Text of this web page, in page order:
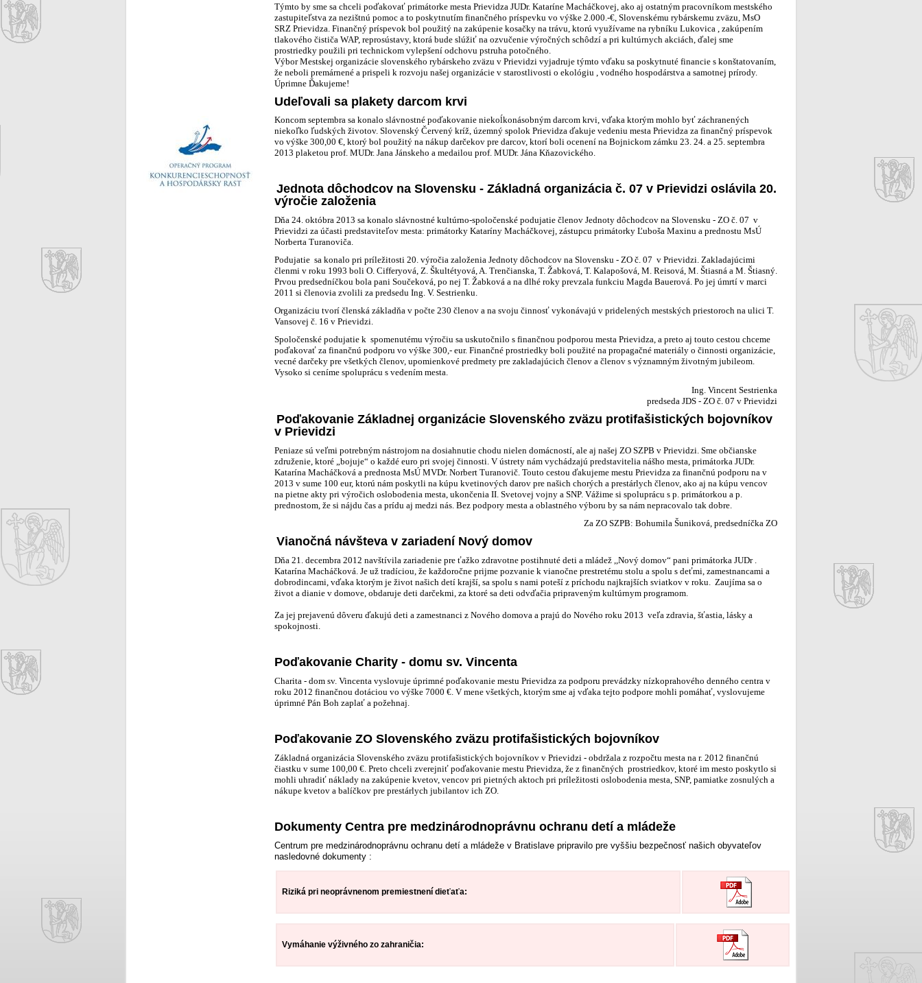
Týmto by sme sa chceli poďakovať primátorke mesta Prievidza JUDr. Kataríne Macháčkovej, ako aj ostatným pracovníkom mestského
zastupiteľstva za nezištnú pomoc a to poskytnutím finančného príspevku vo výške 2.000.-€, Slovenskému rybárskemu zväzu, MsO
SRZ Prievidza. Finančný príspevok bol použitý na zakúpenie kosačky na trávu, ktorú využívame na rybníku Lukovica , zakúpením
tlakového čističa WAP, reprosústavy, ktorá bude slúžiť na ozvučenie výročných schôdzí a pri kultúrnych akciách, ďalej sme
prostriedky použili pri technickom vylepšení odchovu pstruha potočného.
Výbor Mestskej organizácie slovenského rybárskeho zväzu v Prievidzi vyjadruje týmto vďaku sa poskytnuté financie s konštatovaním,
že neboli premárnené a prispeli k rozvoju našej organizácie v starostlivosti o ekológiu , vodného hospodárstva a samotnej prírody.
Úprimne Ďakujeme!
Udeľovali sa plakety darcom krvi
Koncom septembra sa konalo slávnostné poďakovanie niekoĺkonásobným darcom krvi, vďaka ktorým mohlo byť záchranených
niekoľko ľudských životov. Slovenský Červený kríž, územný spolok Prievidza ďakuje vedeniu mesta Prievidza za finančný príspevok
vo výške 300,00 €, ktorý bol použitý na nákup darčekov pre darcov, ktorí boli ocenení na Bojnickom zámku 23. 24. a 25. septembra
2013 plaketou prof. MUDr. Jana Jánskeho a medailou prof. MUDr. Jána Kňazovického.
Jednota dôchodcov na Slovensku - Základná organizácia č. 07 v Prievidzi oslávila 20.
výročie založenia
Dňa 24. októbra 2013 sa konalo slávnostné kultúrno-spoločenské podujatie členov Jednoty dôchodcov na Slovensku - ZO č. 07 v
Prievidzi za účasti predstaviteľov mesta: primátorky Kataríny Macháčkovej, zástupcu primátorky Ľuboša Maxinu a prednostu MsÚ
Norberta Turanoviča.
Podujatie sa konalo pri príležitosti 20. výročia založenia Jednoty dôchodcov na Slovensku - ZO č. 07 v Prievidzi. Zakladajúcimi
členmi v roku 1993 boli O. Cifferyová, Z. Škultétyová, A. Trenčianska, T. Žabková, T. Kalapošová, M. Reisová, M. Štiasná a M. Štiasný.
Prvou predsedníčkou bola pani Součeková, po nej T. Žabková a na dlhé roky prevzala funkciu Magda Bauerová. Po jej úmrtí v marci
2011 si členovia zvolili za predsedu Ing. V. Sestrienku.
Organizáciu tvorí členská základňa v počte 230 členov a na svoju činnosť vykonávajú v pridelených mestských priestoroch na ulici T.
Vansovej č. 16 v Prievidzi.
Spoločenské podujatie k spomenutému výročiu sa uskutočnilo s finančnou podporou mesta Prievidza, a preto aj touto cestou chceme
poďakovať za finančnú podporu vo výške 300,- eur. Finančné prostriedky boli použité na propagačné materiály o činnosti organizácie,
vecné darčeky pre všetkých členov, upomienkové predmety pre zakladajúcich členov a členov s významným životným jubileom.
Vysoko si ceníme spoluprácu s vedením mesta.
Ing. Vincent Sestrienka
predseda JDS - ZO č. 07 v Prievidzi
Poďakovanie Základnej organizácie Slovenského zväzu protifašistických bojovníkov
v Prievidzi
Peniaze sú veľmi potrebným nástrojom na dosiahnutie chodu nielen domácností, ale aj našej ZO SZPB v Prievidzi. Sme občianske
združenie, ktoré „bojuje“ o každé euro pri svojej činnosti. V ústrety nám vychádzajú predstavitelia nášho mesta, primátorka JUDr.
Katarína Macháčková a prednosta MsÚ MVDr. Norbert Turanovič. Touto cestou ďakujeme mestu Prievidza za finančnú podporu na v
2013 v sume 100 eur, ktorú nám poskytli na kúpu kvetinových darov pre našich chorých a prestárlych členov, ako aj na kúpu vencov
na pietne akty pri výročich oslobodenia mesta, ukončenia II. Svetovej vojny a SNP. Vážime si spoluprácu s p. primátorkou a p.
prednostom, že si nájdu čas a prídu aj medzi nás. Bez podpory mesta a oblastného výboru by sa nám nepracovalo tak dobre.
Za ZO SZPB: Bohumila Šuniková, predsedníčka ZO
Vianočná návšteva v zariadení Nový domov
Dňa 21. decembra 2012 navštívila zariadenie pre ťažko zdravotne postihnuté deti a mládež ,,Nový domov“ pani primátorka JUDr .
Katarína Macháčková. Je už tradíciou, že každoročne prijme pozvanie k vianočne prestretému stolu a spolu s deťmi, zamestnancami a
dobrodincami, vďaka ktorým je život našich detí krajší, sa spolu s nami poteší z príchodu najkrajších sviatkov v roku. Zaujíma sa o
život a dianie v domove, obdaruje deti darčekmi, za ktoré sa deti odvďačia pripraveným kultúrnym programom.
Za jej prejavenú dôveru ďakujú deti a zamestnanci z Nového domova a prajú do Nového roku 2013 veľa zdravia, šťastia, lásky a
spokojnosti.
Poďakovanie Charity - domu sv. Vincenta
Charita - dom sv. Vincenta vyslovuje úprimné poďakovanie mestu Prievidza za podporu prevádzky nízkoprahového denného centra v
roku 2012 finančnou dotáciou vo výške 7000 €. V mene všetkých, ktorým sme aj vďaka tejto podpore mohli pomáhať, vyslovujeme
úprimné Pán Boh zaplať a požehnaj.
Poďakovanie ZO Slovenského zväzu protifašistických bojovníkov
Základná organizácia Slovenského zväzu protifašistických bojovníkov v Prievidzi - obdržala z rozpočtu mesta na r. 2012 finančnú
čiastku v sume 100,00 €. Preto chceli zverejniť poďakovanie mestu Prievidza, že z finančných prostriedkov, ktoré im mesto poskytlo si
mohli uhradiť náklady na zakúpenie kvetov, vencov pri pietných aktoch pri príležitosti oslobodenia mesta, SNP, pamiatke zosnulých a
nákupe kvetov a balíčkov pre prestárlych jubilantov ich ZO.
Dokumenty Centra pre medzinárodnoprávnu ochranu detí a mládeže
Centrum pre medzinárodnoprávnu ochranu detí a mládeže v Bratislave pripravilo pre vyššiu bezpečnosť našich obyvateľov
nasledovné dokumenty :
Riziká pri neoprávnenom premiestnení dieťaťa:
Vymáhanie výživného zo zahraničia: